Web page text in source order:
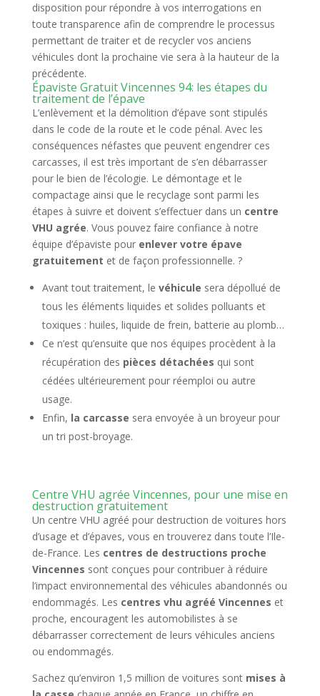
disposition pour répondre à vos interrogations en
toute transparence afin de comprendre le processus
permettant de traiter et de recycler vos anciens
véhicules dont la prochaine vie sera à la hauteur de la
précédente.
Épaviste Gratuit Vincennes 94: les étapes du
traitement de l’épave
L’enlèvement et la démolition d’épave sont stipulés
dans le code de la route et le code pénal. Avec les
conséquences néfastes que peuvent engendrer ces
carcasses, il est très important de s’en débarrasser
pour le bien de l’écologie. Le démontage et le
compactage ainsi que le recyclage sont parmi les
étapes à suivre et doivent s’effectuer dans un centre
VHU agrée. Vous pouvez faire confiance à notre
équipe d’épaviste pour enlever votre épave
gratuitement et de façon professionnelle. ?
Avant tout traitement, le véhicule sera dépollué de
tous les éléments liquides et solides polluants et
toxiques : huiles, liquide de frein, batterie au plomb…
Ce n’est qu’ensuite que nos équipes procèdent à la
récupération des pièces détachées qui sont
cédées ultérieurement pour réemploi ou autre
usage.
Enfin, la carcasse sera envoyée à un broyeur pour
un tri post-broyage.
Centre VHU agrée Vincennes, pour une mise en
destruction gratuitement
Un centre VHU agréé pour destruction de voitures hors
d’usage et d’épaves, vous en trouverez dans toute l’Ile-
de-France. Les centres de destructions proche
Vincennes sont conçues pour contribuer à réduire
l’impact environnemental des véhicules abandonnés ou
endommagés. Les centres vhu agréé Vincennes et
proche, encouragent les automobilistes à se
débarrasser correctement de leurs véhicules anciens
ou endommagés.
Sachez qu’environ 1,5 million de voitures sont mises à